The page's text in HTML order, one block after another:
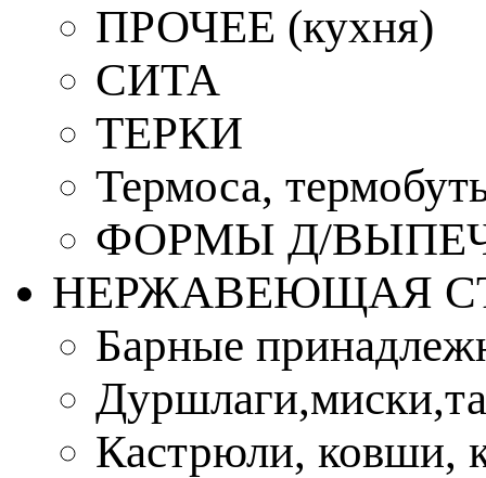
ПРОЧЕЕ (кухня)
СИТА
ТЕРКИ
Термоса,
ФОРМЫ Д/
НЕРЖАВЕЮЩАЯ
Барные
Кастрюли, ковши,